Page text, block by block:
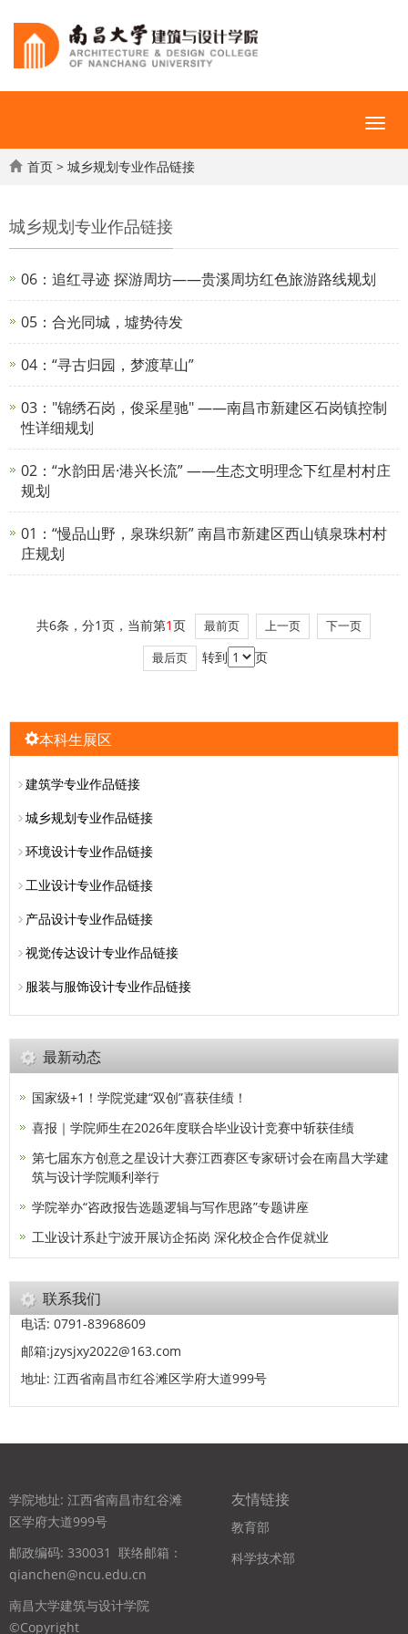
首页 > 城乡规划专业作品链接
城乡规划专业作品链接
06：追红寻迹 探游周坊——贵溪周坊红色旅游路线规划
05：合光同城，墟势待发
04：“寻古归园，梦渡草山”
03："锦绣石岗，俊采星驰" ——南昌市新建区石岗镇控制
性详细规划
02：“水韵田居·港兴长流” ——生态文明理念下红星村村庄
规划
01：“慢品山野，泉珠织新” 南昌市新建区西山镇泉珠村村
庄规划
共6条，分1页，当前第1页 最前页 上一页 下一页
最后页 转到 页
本科生展区
建筑学专业作品链接
城乡规划专业作品链接
环境设计专业作品链接
工业设计专业作品链接
产品设计专业作品链接
视觉传达设计专业作品链接
服装与服饰设计专业作品链接
最新动态
国家级+1！学院党建“双创”喜获佳绩！
喜报｜学院师生在2026年度联合毕业设计竞赛中斩获佳绩
第七届东方创意之星设计大赛江西赛区专家研讨会在南昌大学建
筑与设计学院顺利举行
学院举办“咨政报告选题逻辑与写作思路”专题讲座
工业设计系赴宁波开展访企拓岗 深化校企合作促就业
联系我们
电话: 0791-83968609
邮箱:jzysjxy2022@163.com
地址: 江西省南昌市红谷滩区学府大道999号
学院地址: 江西省南昌市红谷滩
区学府大道999号
邮政编码: 330031 联络邮箱：
qianchen@ncu.edu.cn
南昌大学建筑与设计学院
©Copyright
友情链接
教育部
科学技术部